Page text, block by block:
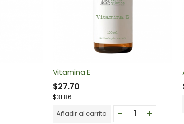
Vitamina E
$27.70
$31.86
Añadir al carrito